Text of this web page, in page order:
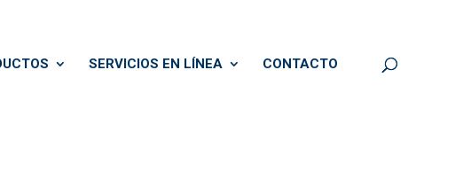
SERVICIOS EN LÍNEA CONTACTO